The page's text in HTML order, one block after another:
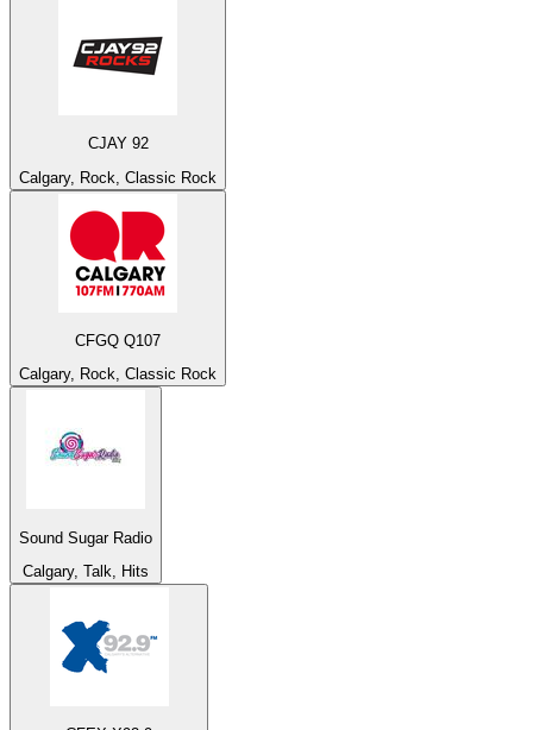
CJAY 92
Calgary, Rock, Classic Rock
CFGQ Q107
Calgary, Rock, Classic Rock
Sound Sugar Radio
Calgary, Talk, Hits